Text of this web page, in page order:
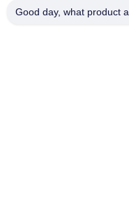
Centro de
Good day, what product